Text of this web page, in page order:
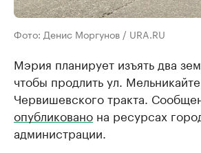
Фото: Денис Моргунов / URA.RU
Мэрия планирует изъять два
чтобы продлить ул.
Червишевского тракта.
опубликовано на ресурсах
администрации.